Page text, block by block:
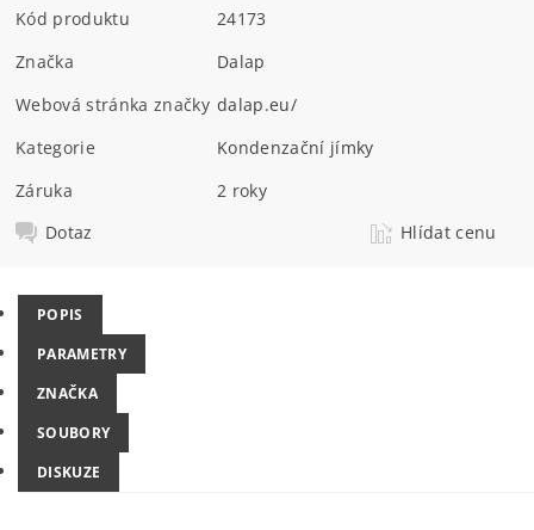
Kód produktu
24173
Značka
Dalap
Webová stránka značky dalap.eu/
Kategorie
Kondenzační jímky
Záruka
2 roky
Dotaz
Hlídat cenu
POPIS
PARAMETRY
ZNAČKA
SOUBORY
DISKUZE